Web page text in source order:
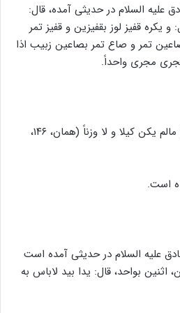
علیه السلام در حدیثی آمده، قال:
یکره قفیز لوز بقفیزین و قفیز تمر
تمر و صاع تمر بصاعین زبیب اذا
تجری مجری واحداً.
وقال: لاباس بمعاوضه المطاع مالم یکن کیلا و لا وزناً (همان، ۱۴۶،
است.
علیه السلام در حدیثی آمده است
بواحد، قال: یدا بید لاباس به